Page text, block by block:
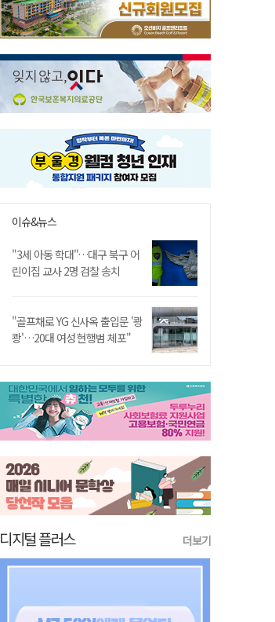
이슈&뉴스
"3세 아동 학대"…대구 북구 어
린이집 교사 2명 검찰 송치
"골프채로 YG 신사옥 출입문 '쾅
쾅'…20대 여성 현행범 체포"
디지털 플러스 더보기